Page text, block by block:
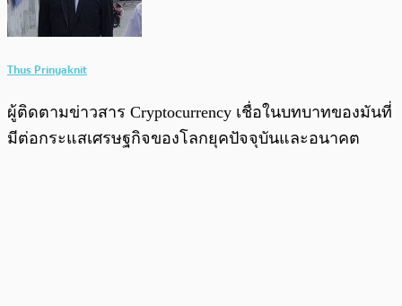
Thus Prinyaknit
ผู้ติดตามข่าวสาร Cryptocurrency เชื่อในบทบาทของมันที่
มีต่อกระแสเศรษฐกิจของโลกยุคปัจจุบันและอนาคต